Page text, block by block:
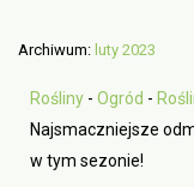
Archiwum: luty 2023
Rośliny - Ogród -
Najsmaczniejsze
w tym sezonie!